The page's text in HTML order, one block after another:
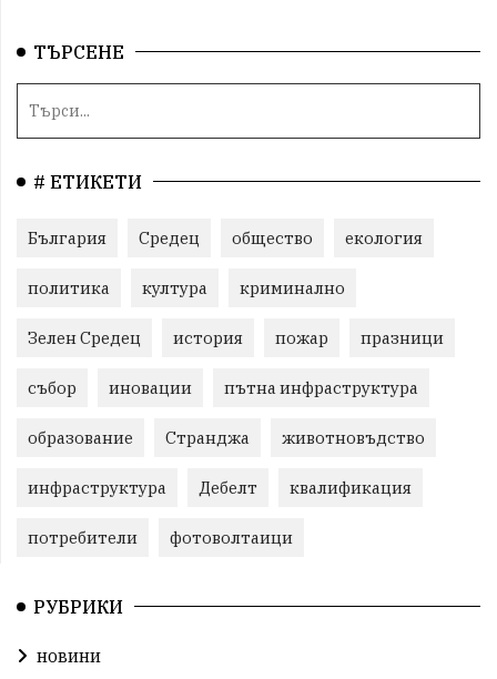
ТЪРСЕНЕ
# ЕТИКЕТИ
България Средец общество екология
политика култура криминално
Зелен Средец история пожар празници
събор иновации пътна инфраструктура
образование Странджа животновъдство
инфраструктура Дебелт квалификация
потребители фотоволтаици
РУБРИКИ
новини